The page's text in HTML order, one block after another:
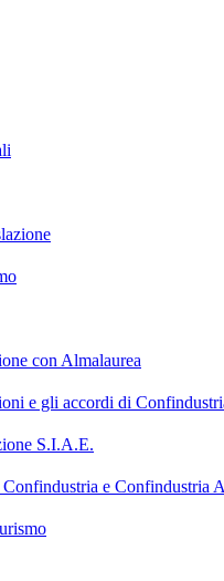
con Almalaurea
e gli accordi di
S.I.A.E.
e Confindustria